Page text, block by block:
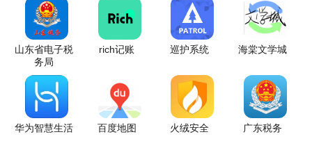
山东省电子税
务局
rich记账 巡护系统 海棠文学城
华为智慧生活 百度地图 火绒安全 广东税务